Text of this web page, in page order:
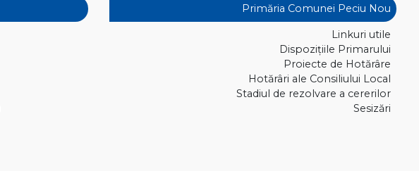
Primăria Comunei Peciu Nou
Linkuri utile
Dispoziţiile Primarului
Proiecte de Hotărâre
Hotărâri ale Consiliului Local
Stadiul de rezolvare a cererilor
Sesizări